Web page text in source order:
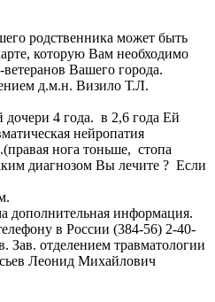
родственника может быть
которую Вам необходимо
Вашего города.
д.м.н. Визило Т.Л.
дочери 4 года. в 2,6 года Ей
нейропатия
нога тоньше, стопа
диагнозом Вы лечите ? Если
дополнительная информация.
в России (384-56) 2-40-
Зав. отделением травматологии
Леонид Михайлович